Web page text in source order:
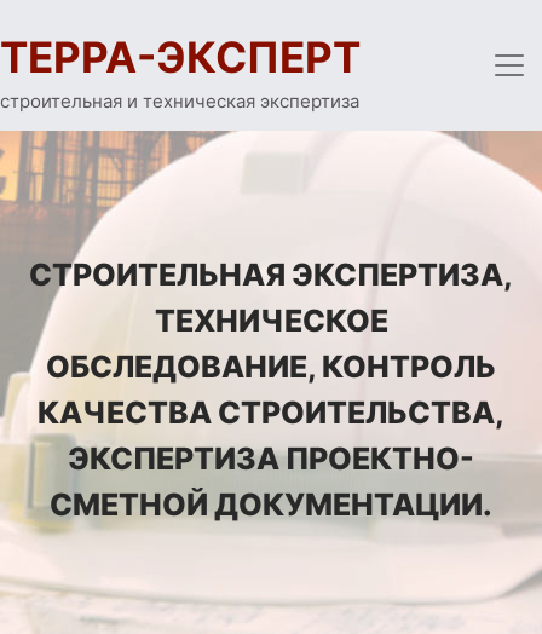
ТЕРРА-ЭКСПЕРТ
строительная и техническая экспертиза
СТРОИТЕЛЬНАЯ ЭКСПЕРТИЗА,
ТЕХНИЧЕСКОЕ
ОБСЛЕДОВАНИЕ, КОНТРОЛЬ
КАЧЕСТВА СТРОИТЕЛЬСТВА,
ЭКСПЕРТИЗА ПРОЕКТНО-
СМЕТНОЙ ДОКУМЕНТАЦИИ.